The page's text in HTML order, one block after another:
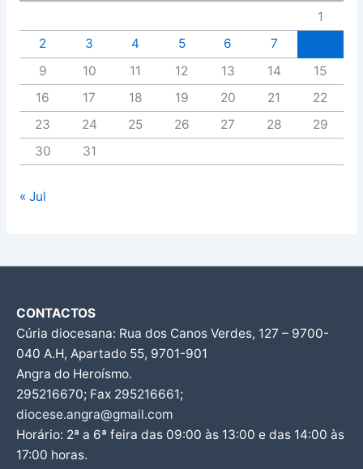
1
2
3 4 5 6 7
9
10 11 12 13 14
15
16
17 18 19 20 21
22
23
24 25 26 27 28
29
30
31
« Jul
CONTACTOS
Cúria diocesana: Rua dos Canos Verdes, 127 – 9700-
040 A.H, Apartado 55, 9701-901
Angra do Heroísmo.
295216670; Fax 295216661;
diocese.angra@gmail.com
Horário: 2ª a 6ª feira das 09:00 às 13:00 e das 14:00 às
17:00 horas.